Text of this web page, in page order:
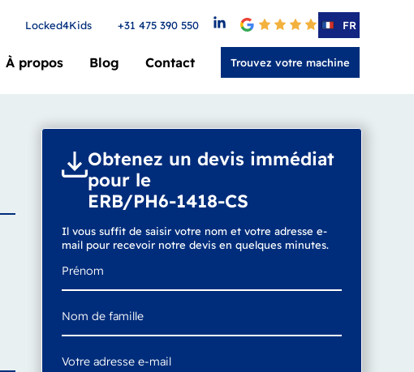
À propos Blog Contact Trouvez votre machine
Locked4Kids +31 475 390 550 4.6FR
Obtenez un devis immédiat
pour le
ERB/PH6-1418-CS
Il vous suffit de saisir votre nom et votre adresse e-
mail pour recevoir notre devis en quelques minutes.